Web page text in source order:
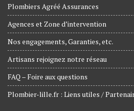
Plombiers Agréé Assurances
Agences et Zone d’intervention
Nos engagements, Garanties, etc.
Artisans rejoignez notre réseau
FAQ – Foire aux questions
Plombier-lille.fr : Liens utiles /